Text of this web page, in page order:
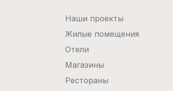
Наши проекты
Жилые помещения
Отели
Магазины
Рестораны